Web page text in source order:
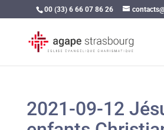
00 (33) 6 66 07 86 26
2021-09-12